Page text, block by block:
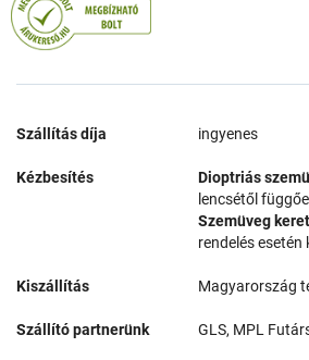
Szállítás díja ingyenes
Kézbesítés Dioptriás
lencsétől
Szemüveg
rendelés
Kiszállítás Magyarország
Szállító partnerünk GLS, MPL